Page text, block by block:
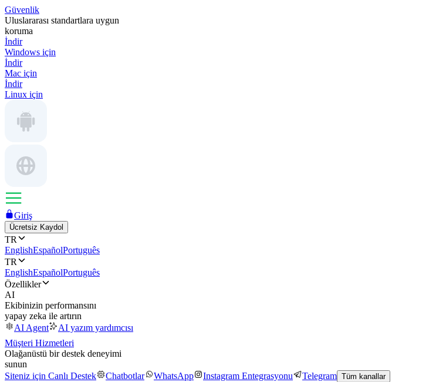
Güvenlik
Uluslararası standartlara uygun
koruma
İndir
Windows için
İndir
Mac için
İndir
Linux için
Giriş
Ücretsiz Kaydol
TR
EnglishEspañolPortuguês
TR
EnglishEspañolPortuguês
Özellikler
AI
Ekibinizin performansını
yapay zeka ile artırın
AI Agent
AI yazım yardımcısı
Müşteri Hizmetleri
Olağanüstü bir destek deneyimi
sunun
Siteniz için Canlı Destek
Chatbotlar WhatsApp Instagram Entegrasyonu Telegram Tüm kanallar